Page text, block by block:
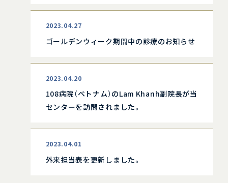
2023.04.27
ゴールデンウィーク期間中の診療のお知らせ
2023.04.20
108病院（ベトナム）のLam Khanh副院長が当
センターを訪問されました。
2023.04.01
外来担当表を更新しました。